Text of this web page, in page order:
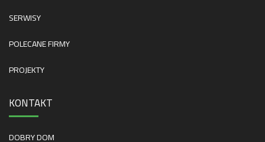
SERWISY
POLECANE FIRMY
PROJEKTY
KONTAKT
DOBRY DOM